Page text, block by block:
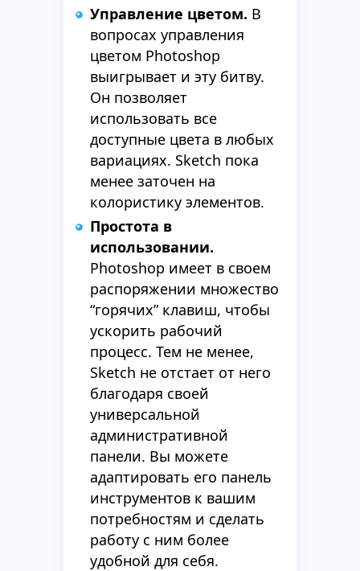
Управление цветом. В
вопросах управления
цветом Photoshop
выигрывает и эту битву.
Он позволяет
использовать все
доступные цвета в любых
вариациях. Sketch пока
менее заточен на
колористику элементов.
Простота в
использовании.
Photoshop имеет в своем
распоряжении множество
“горячих” клавиш, чтобы
ускорить рабочий
процесс. Тем не менее,
Sketch не отстает от него
благодаря своей
универсальной
административной
панели. Вы можете
адаптировать его панель
инструментов к вашим
потребностям и сделать
работу с ним более
удобной для себя.